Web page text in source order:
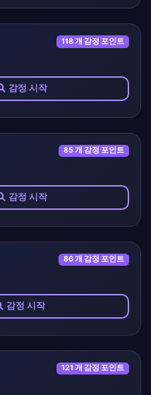
118 개 감정 포인트
감정 시작
85 개 감정 포인트
감정 시작
86 개 감정 포인트
감정 시작
121 개 감정 포인트